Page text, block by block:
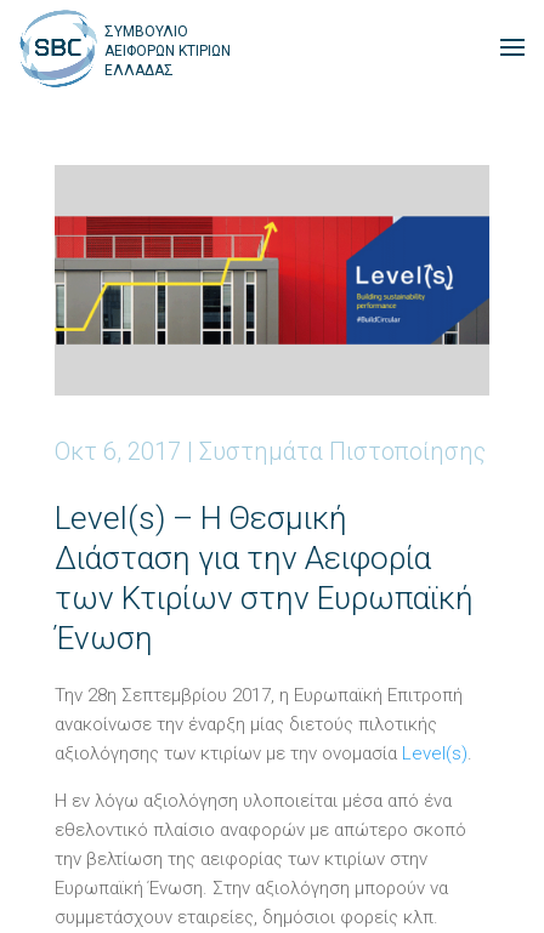
ΣΥΜΒΟΥΛΙΟ
ΑΕΙΦΟΡΩΝ ΚΤΙΡΙΩΝ
ΕΛΛΑΔΑΣ
Οκτ 6, 2017 | Συστημάτα Πιστοποίησης
Level(s) – Η Θεσμική
Διάσταση για την Αειφορία
των Κτιρίων στην Ευρωπαϊκή
Ένωση
Την 28η Σεπτεμβρίου 2017, η Ευρωπαϊκή Επιτροπή
ανακοίνωσε την έναρξη μίας διετούς πιλοτικής
αξιολόγησης των κτιρίων με την ονομασία Level(s).
Η εν λόγω αξιολόγηση υλοποιείται μέσα από ένα
εθελοντικό πλαίσιο αναφορών με απώτερο σκοπό
την βελτίωση της αειφορίας των κτιρίων στην
Ευρωπαϊκή Ένωση. Στην αξιολόγηση μπορούν να
συμμετάσχουν εταιρείες, δημόσιοι φορείς κλπ.